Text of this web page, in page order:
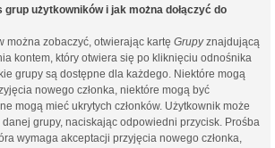
grup użytkowników i jak można dołączyć do
można zobaczyć, otwierając kartę Grupyznajdującą
kontem, który otwiera się po kliknięciu odnośnika
grupy są dostępne dla każdego. Niektóre mogą
nowego członka, niektóre mogą być
mogą mieć ukrytych członków. Użytkownik może
grupy, naciskając odpowiedni przycisk. Prośba
wymaga akceptacji przyjęcia nowego członka,